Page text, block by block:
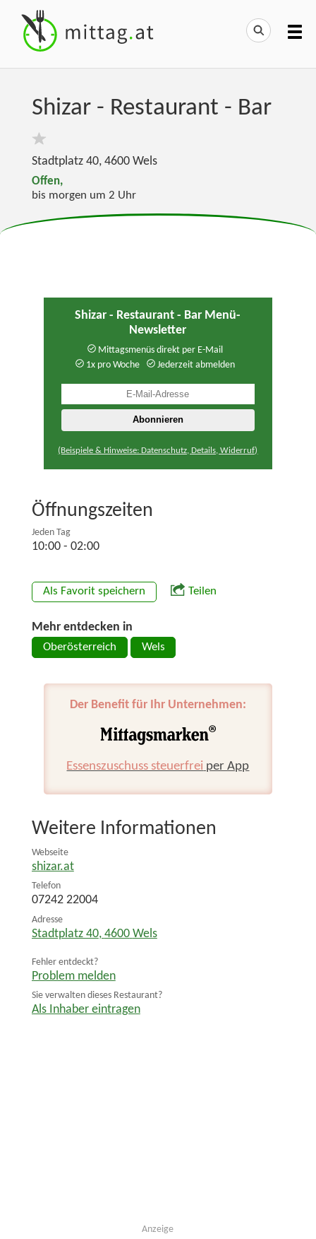
Shizar - Restaurant - Bar
Stadtplatz 40, 4600 Wels
Offen,
bis morgen um 2 Uhr
Shizar - Restaurant - Bar Menü-
Newsletter
Mittagsmenüs direkt per E-Mail
1x pro Woche
Jederzeit abmelden
(Beispiele & Hinweise: Datenschutz, Details, Widerruf)
Öffnungszeiten
Jeden Tag
10:00 - 02:00
Als Favorit speichern Teilen
Mehr entdecken in
Oberösterreich Wels
Der Benefit für Ihr Unternehmen:
Essenszuschuss steuerfrei per App
Weitere Informationen
Webseite
shizar.at
Telefon
07242 22004
Adresse
Stadtplatz 40, 4600 Wels
Fehler entdeckt?
Problem melden
Sie verwalten dieses Restaurant?
Als Inhaber eintragen
Anzeige